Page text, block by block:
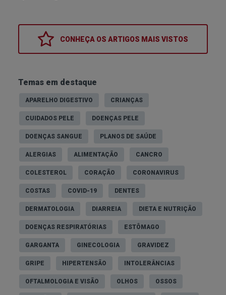
CONHEÇA OS ARTIGOS MAIS VISTOS
Temas em destaque
APARELHO DIGESTIVO CRIANÇAS
CUIDADOS PELE DOENÇAS PELE
DOENÇAS SANGUE PLANOS DE SAÚDE
ALERGIAS ALIMENTAÇÃO CANCRO
COLESTEROL CORAÇÃO CORONAVIRUS
COSTAS COVID-19 DENTES
DERMATOLOGIA DIARREIA DIETA E NUTRIÇÃO
DOENÇAS RESPIRATÓRIAS ESTÔMAGO
GARGANTA GINECOLOGIA GRAVIDEZ
GRIPE HIPERTENSÃO INTOLERÂNCIAS
OFTALMOLOGIA E VISÃO OLHOS OSSOS